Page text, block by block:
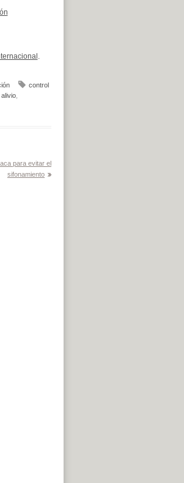
.
control
,
para evitar el
sifonamiento